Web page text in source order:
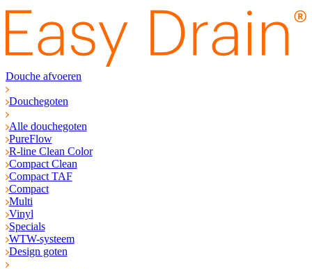
Douche afvoeren
Douchegoten
Alle douchegoten
PureFlow
R-line Clean Color
Compact Clean
Compact TAF
Compact
Multi
Vinyl
Specials
WTW-systeem
Design goten